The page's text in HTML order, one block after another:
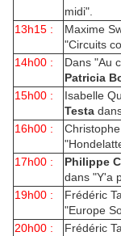
midi".
13h15 :
Maxime
"Circuits
14h00 :
Dans "Au
Patricia
15h00 :
Isabelle
Testa
16h00 :
17h00 :
Philippe
dans "Y'a
19h00 :
Frédéric
"Europe
20h00 :
Frédéric